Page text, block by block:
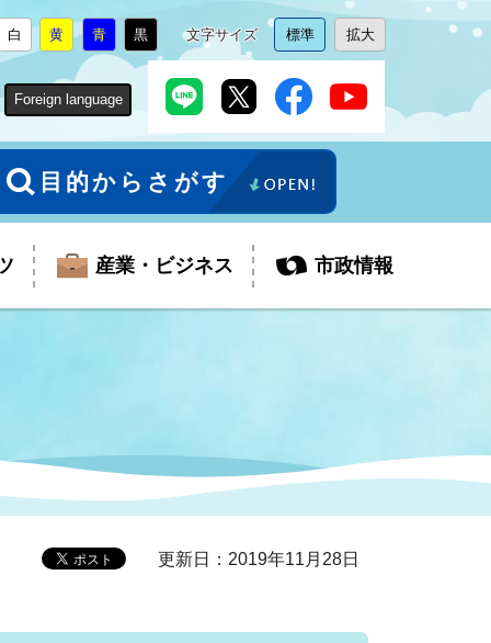
背
景
色
を
白
に
更
背
色
を
黄
に
更
背
色
を
青
に
更
背
景
黒
に
変
文字サイズ
文
字
サ
イ
を
標準
に
変
文
字
サ
イ
拡大
に
変
Foreign language
目的からさがす
ごみ・環境
人権・男女共同参画
生活保護
芸術
国際・国内交流
産業・ビジネス
企業支援・起業支援
環境法令等に基づく届出
市政情報
財政
公有財産更新日：2019年11月28日